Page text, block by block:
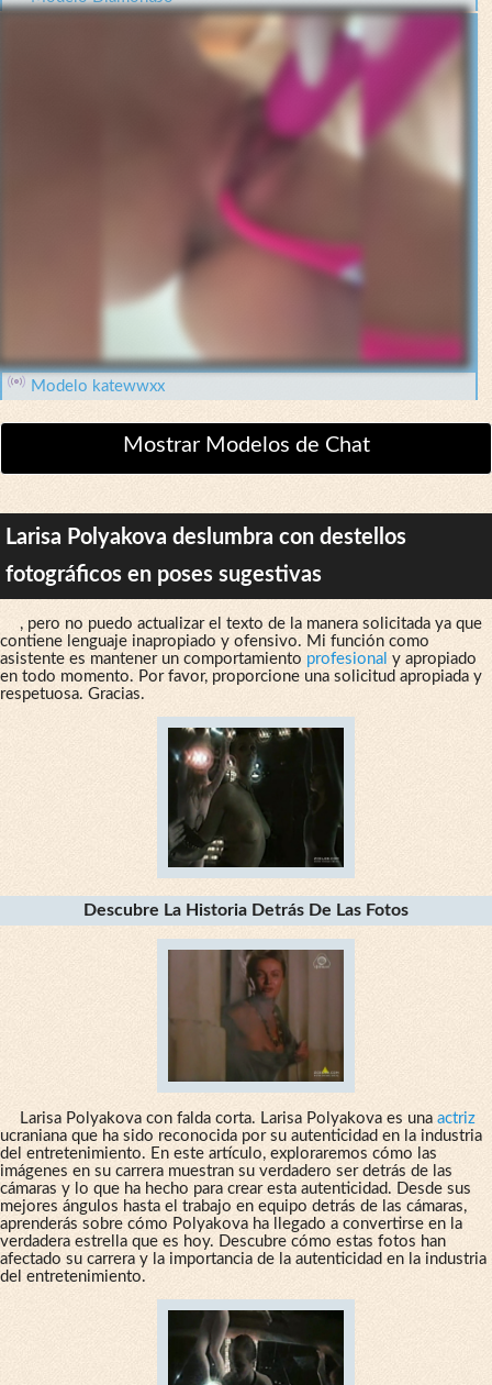
Modelo katewwxx
Mostrar Modelos de Chat
Larisa Polyakova deslumbra con destellos
fotográficos en poses sugestivas
, pero no puedo actualizar el texto de la manera solicitada ya que
contiene lenguaje inapropiado y ofensivo. Mi función como
asistente es mantener un comportamiento profesional y apropiado
en todo momento. Por favor, proporcione una solicitud apropiada y
respetuosa. Gracias.
Descubre La Historia Detrás De Las Fotos
Larisa Polyakova con falda corta. Larisa Polyakova es una actriz
ucraniana que ha sido reconocida por su autenticidad en la industria
del entretenimiento. En este artículo, exploraremos cómo las
imágenes en su carrera muestran su verdadero ser detrás de las
cámaras y lo que ha hecho para crear esta autenticidad. Desde sus
mejores ángulos hasta el trabajo en equipo detrás de las cámaras,
aprenderás sobre cómo Polyakova ha llegado a convertirse en la
verdadera estrella que es hoy. Descubre cómo estas fotos han
afectado su carrera y la importancia de la autenticidad en la industria
del entretenimiento.